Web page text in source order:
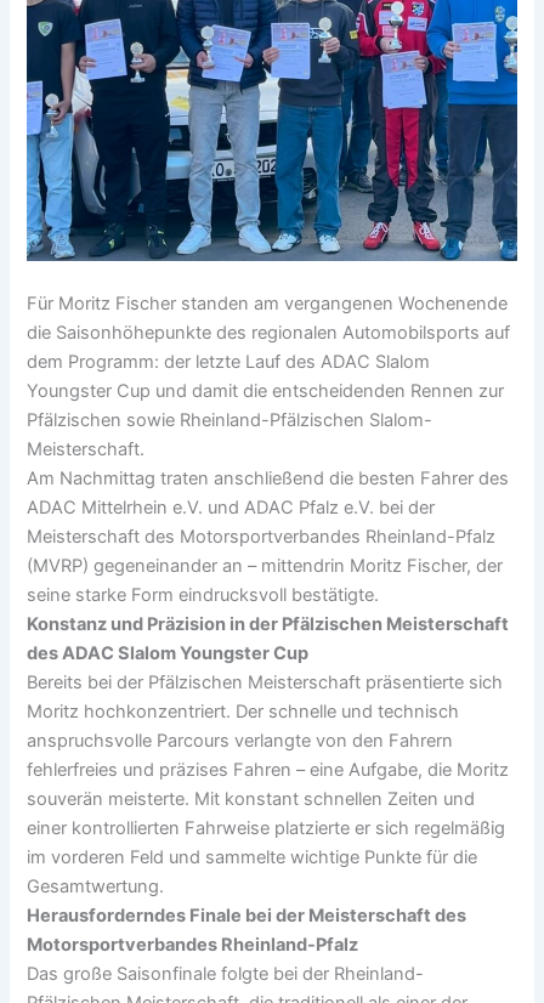
Für Moritz Fischer standen am vergangenen Wochenende
die Saisonhöhepunkte des regionalen Automobilsports auf
dem Programm: der letzte Lauf des ADAC Slalom
Youngster Cup und damit die entscheidenden Rennen zur
Pfälzischen sowie Rheinland-Pfälzischen Slalom-
Meisterschaft.
Am Nachmittag traten anschließend die besten Fahrer des
ADAC Mittelrhein e.V. und ADAC Pfalz e.V. bei der
Meisterschaft des Motorsportverbandes Rheinland-Pfalz
(MVRP) gegeneinander an – mittendrin Moritz Fischer, der
seine starke Form eindrucksvoll bestätigte.
Konstanz und Präzision in der Pfälzischen Meisterschaft
des ADAC Slalom Youngster Cup
Bereits bei der Pfälzischen Meisterschaft präsentierte sich
Moritz hochkonzentriert. Der schnelle und technisch
anspruchsvolle Parcours verlangte von den Fahrern
fehlerfreies und präzises Fahren – eine Aufgabe, die Moritz
souverän meisterte. Mit konstant schnellen Zeiten und
einer kontrollierten Fahrweise platzierte er sich regelmäßig
im vorderen Feld und sammelte wichtige Punkte für die
Gesamtwertung.
Herausforderndes Finale bei der Meisterschaft des
Motorsportverbandes Rheinland-Pfalz
Das große Saisonfinale folgte bei der Rheinland-